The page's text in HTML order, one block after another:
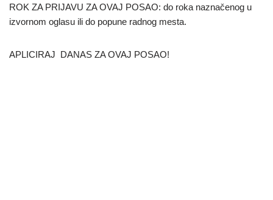
ROK ZA PRIJAVU ZA OVAJ POSAO: do roka naznačenog u
izvornom oglasu ili do popune radnog mesta.
APLICIRAJ DANAS ZA OVAJ POSAO!